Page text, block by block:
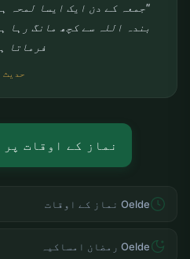
"جمعہ کے دن ایک ایسا لمحہ
بندہ اللہ سے کچھ مانگ رہا
فرماتا
حدیث
نماز کے اوقات پر
Oelde نماز کے اوقات
Oelde رمضان امساکیہ